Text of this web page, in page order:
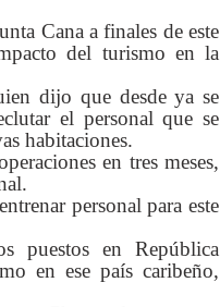
Cana a finales de este
del turismo en la
dijo que desde ya se
el personal que se
habitaciones.
en tres meses,
personal para este
puestos en República
en ese país caribeño,